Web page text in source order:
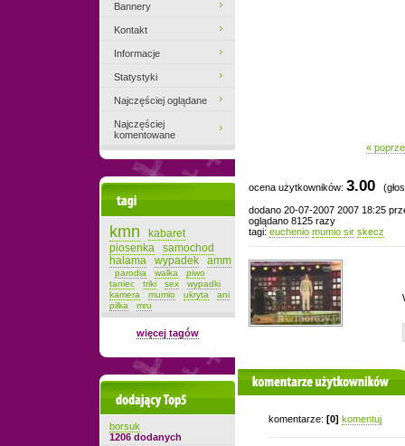
«
ocena użytkowników: 3.00
dodano 20-07-2007 2007 18:25
oglądano 8125 razy
tagi: euchenio mumio sir skecz
komentarze użytkowników
komentarze: [0] komentuj
Bannery
Kontakt
Informacje
Statystyki
Najczęściej oglądane
Najczęściej
komentowane
kmn
kabaret
piosenka
samochod
halama
wypadek amm
parodia walka
piwo
taniec
triki sex
wypadki
kamera
mumio ukryta
ani
pilka
mru
więcej tagów
Dodający top-5
borsuk
1206 dodanych